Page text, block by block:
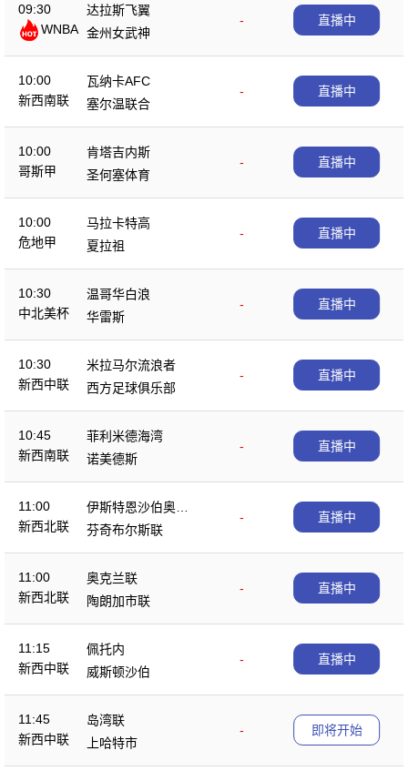
09:30
WNBA
达拉斯飞翼
-
金州女武神
直播中
10:00
新西南联
瓦纳卡AFC
-
塞尔温联合
直播中
10:00
哥斯甲
肯塔吉内斯
-
圣何塞体育
直播中
10:00
危地甲
马拉卡特高
-
夏拉祖
直播中
10:30
中北美杯
温哥华白浪
-
华雷斯
直播中
10:30
新西中联
米拉马尔流浪者
-
西方足球俱乐部
直播中
10:45
新西南联
菲利米德海湾
-
诺美德斯
直播中
11:00
新西北联
伊斯特恩沙伯奥克
兰
-
芬奇布尔斯联
直播中
11:00
新西北联
奥克兰联
-
陶朗加市联
直播中
11:15
新西中联
佩托内
-
威斯顿沙伯
直播中
11:45
新西中联
岛湾联
-
上哈特市
即将开始